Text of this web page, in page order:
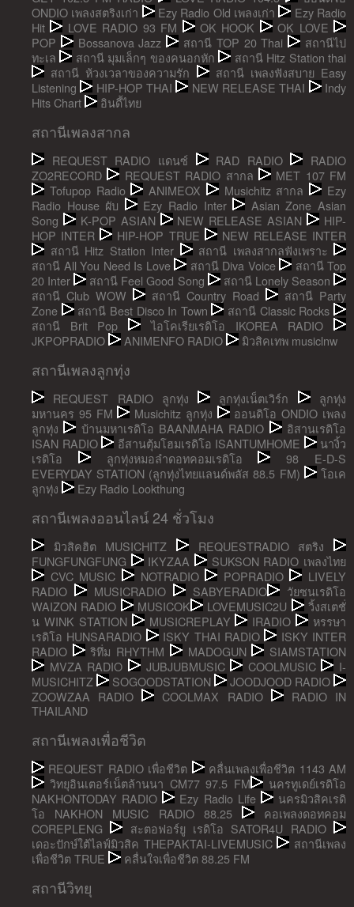
ONDIO เพลงสตริงเก่า
Ezy Radio Old เพลงเก่า
Ezy Radio
Hit
LOVE RADIO 93 FM OK HOOK
OK LOVE
POP
Bossanova Jazz สถานี TOP 20 Thai
สถานีไป
ทะเล
สถานี มุมเล็กๆ ของคนอกหัก
สถานี Hitz Station thai
สถานี ห้วงเวลาของความรัก
สถานี เพลงฟังสบาย Easy
Listening
HIP-HOP THAI NEW RELEASE THAI
Indy
Hits Chart
อินดี้ไทย
สถานีเพลงสากล
REQUEST RADIO แดนซ์ RAD RADIO
RADIO
ZO2RECORD
REQUEST RADIO สากล
MET 107 FM
Tofupop Radio
ANIMEOX Musichitz สากล
Ezy
Radio House ผับ
Ezy Radio Inter
Asian Zone Asian
Song
K-POP ASIAN NEW RELEASE ASIAN
HIP-
HOP INTER
HIP-HOP TRUE
NEW RELEASE INTER
สถานี Hitz Station Inter
สถานี เพลงสากลฟังเพราะ
สถานี All You Need Is Love
สถานี Diva Voice
สถานี Top
20 Inter
สถานี Feel Good Song
สถานี Lonely Season
สถานี Club WOW
สถานี Country Road
สถานี Party
Zone
สถานี Best Disco In Town
สถานี Classic Rocks
สถานี Brit Pop
ไอโคเรียเรดิโอ IKOREA RADIO
JKPOPRADIO
ANIMENFO RADIO มิวสิคเทพ musiclnw
สถานีเพลงลูกทุ่ง
REQUEST RADIO ลูกทุ่ง ลูกทุ่งเน็ตเวิร์ก
ลูกทุ่ง
มหานคร 95 FM
Musichitz ลูกทุ่ง
ออนดิโอ ONDIO เพลง
ลูกทุ่ง
บ้านมหาเรดิโอ BAANMAHA RADIO
อิสานเรดิโอ
ISAN RADIO
อีสานตุ้มโฮมเรดิโอ ISANTUMHOME
นางิ้ว
เรดิโอ
ลูกทุ่งหมอลำดอทคอมเรดิโอ
98 E-D-S
EVERYDAY STATION (ลูกทุ่งไทยแลนด์พลัส 88.5 FM)
โอเค
ลูกทุ่ง
Ezy Radio Lookthung
สถานีเพลงออนไลน์ 24 ชั่วโมง
มิวสิคฮิต MUSICHITZ
REQUESTRADIO สตริง
FUNGFUNGFUNG
IKYZAA
SUKSON RADIO เพลงไทย
CVC MUSIC
NOTRADIO POPRADIO
LIVELY
RADIO
MUSICRADIO SABYERADIO
วัยซนเรดิโอ
WAIZON RADIO
MUSICOK LOVEMUSIC2U
วิ้งสเตชั่
น WINK STATION
MUSICREPLAY IRADIO
หรรษา
เรดิโอ HUNSARADIO
ISKY THAI RADIO
ISKY INTER
RADIO
ริทึ่ม RHYTHM MADOGUN
SIAMSTATION
MVZA RADIO
JUBJUBMUSIC COOLMUSIC
I-
MUSICHITZ
SOGOODSTATION
JOODJOOD RADIO
ZOOWZAA RADIO
COOLMAX RADIO
RADIO IN
THAILAND
สถานีเพลงเพื่อชีวิต
REQUEST RADIO เพื่อชีวิต
คลื่นเพลงเพื่อชีวิต 1143 AM
วิทยุอินเตอร์เน็ตล้านนา CM77 97.5 FM
นครทูเดย์เรดิโอ
NAKHONTODAY RADIO
Ezy Radio Life
นครมิวสิคเรดิ
โอ NAKHON MUSIC RADIO 88.25
คอเพลงดอทคอม
COREPLENG
สะตอฟอร์ยู เรดิโอ SATOR4U RADIO
เดอะปักษ์ใต้ไลฟ์มิวสิค THEPAKTAI-LIVEMUSIC
สถานีเพลง
เพื่อชีวิต TRUE
คลื่นใจเพื่อชีวิต 88.25 FM
สถานีวิทยุ